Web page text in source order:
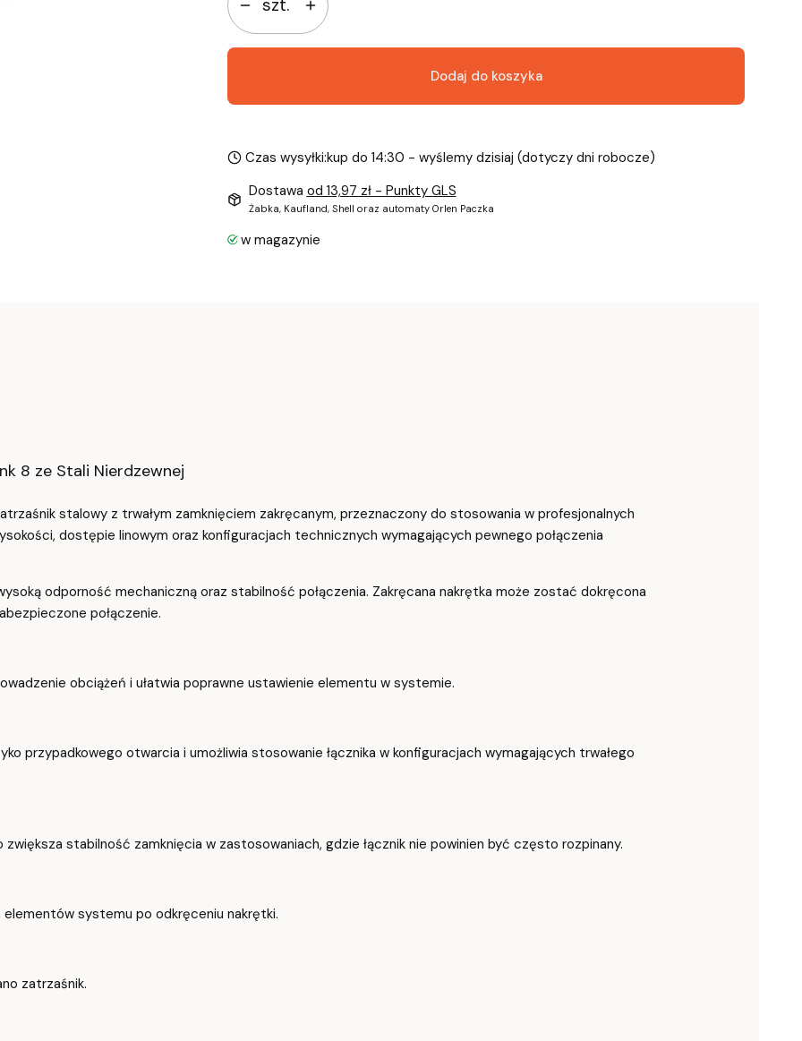
szt.
Dodaj do koszyka
Czas wysyłki:kup do 14:30 - wyślemy dzisiaj (dotyczy dni robocze)
Dostawa od 13,97 zł - Punkty GLS
Żabka, Kaufland, Shell oraz automaty Orlen Paczka
w magazynie
8 ze Stali Nierdzewnej
stalowy z trwałym zamknięciem zakręcanym, przeznaczony do stosowania w profesjonalnych
dostępie linowym oraz konfiguracjach technicznych wymagających pewnego połączenia
odporność mechaniczną oraz stabilność połączenia. Zakręcana nakrętka może zostać dokręcona
połączenie.
obciążeń i ułatwia poprawne ustawienie elementu w systemie.
przypadkowego otwarcia i umożliwia stosowanie łącznika w konfiguracjach wymagających trwałego
stabilność zamknięcia w zastosowaniach, gdzie łącznik nie powinien być często rozpinany.
systemu po odkręceniu nakrętki.
zatrzaśnik.